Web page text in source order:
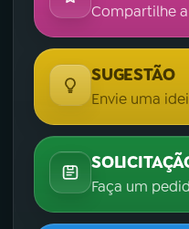
Compartilhe
SUGESTÃO
Envie uma
Faça um